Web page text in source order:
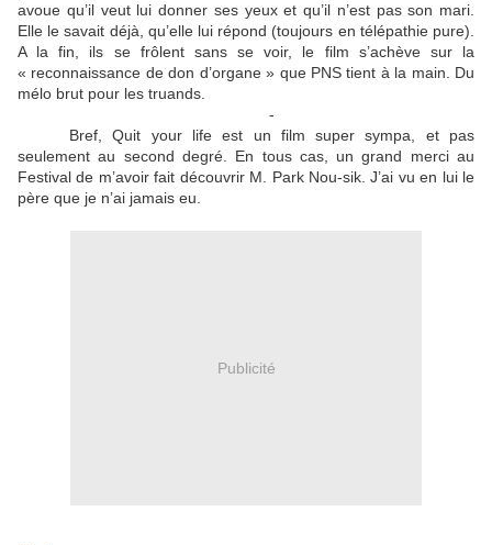
avoue qu’il veut lui donner ses yeux et qu’il n’est pas son mari.
Elle le savait déjà, qu’elle lui répond (toujours en télépathie pure).
A la fin, ils se frôlent sans se voir, le film s’achève sur la
« reconnaissance de don d’organe » que PNS tient à la main. Du
mélo brut pour les truands.
-
Bref, Quit your life est un film super sympa, et pas
seulement au second degré. En tous cas, un grand merci au
Festival de m’avoir fait découvrir M. Park Nou-sik. J’ai vu en lui le
père que je n’ai jamais eu.
Publicité